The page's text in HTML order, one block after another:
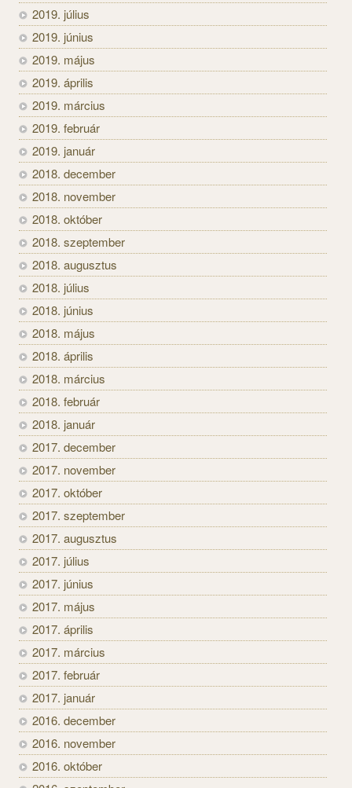
2019. július
2019. június
2019. május
2019. április
2019. március
2019. február
2019. január
2018. december
2018. november
2018. október
2018. szeptember
2018. augusztus
2018. július
2018. június
2018. május
2018. április
2018. március
2018. február
2018. január
2017. december
2017. november
2017. október
2017. szeptember
2017. augusztus
2017. július
2017. június
2017. május
2017. április
2017. március
2017. február
2017. január
2016. december
2016. november
2016. október